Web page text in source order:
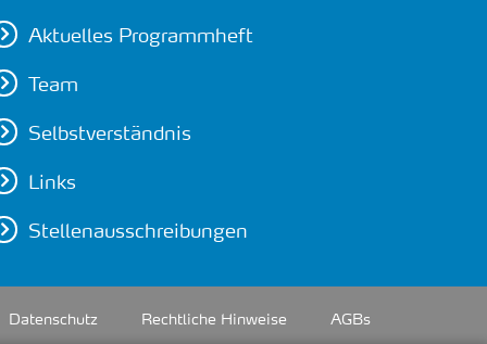
Aktuelles Programmheft
Team
Selbstverständnis
Links
Stellenausschreibungen
Datenschutz Rechtliche Hinweise AGBs